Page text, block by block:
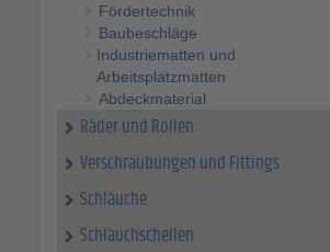
Fördertechnik
Baubeschläge
Industriematten und
Arbeitsplatzmatten
Abdeckmaterial
Räder und Rollen
Verschraubungen und Fittings
Schläuche
Schlauchschellen